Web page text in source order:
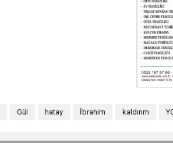
Gül hatay İbrahim kaldırım